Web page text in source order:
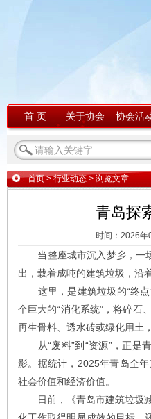
首 页 关于协会 协会活
首页>行业动态 > 浏览文章
青岛探
时间：2026年
当整座城市沉入梦乡，一场
出，载着成吨的建筑垃圾，沿
这里，是建筑垃圾的“终点”
个巨大的“消化系统”，将碎石
再生骨料、透水砖或绿化用土
从“废料”到“资源”，正是青
影。据统计，2025年青岛全
社会价值和经济价值。
日前，《青岛市建筑垃圾减